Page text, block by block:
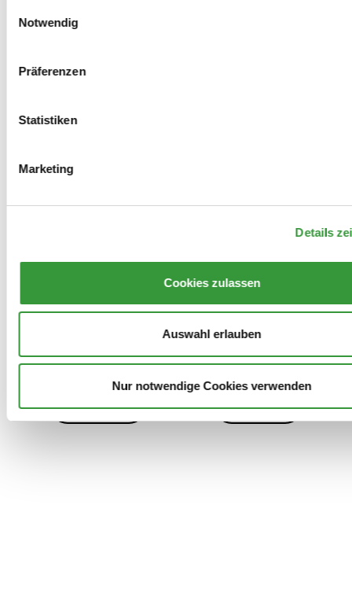
Notwendig
Präferenzen
Statistiken
Marketing
Details
Cookies zulassen
Auswahl erlauben
Nur notwendige Cookies verwenden
Archiv Kontakt Presse
Danke!
Datenschutz
Impressum